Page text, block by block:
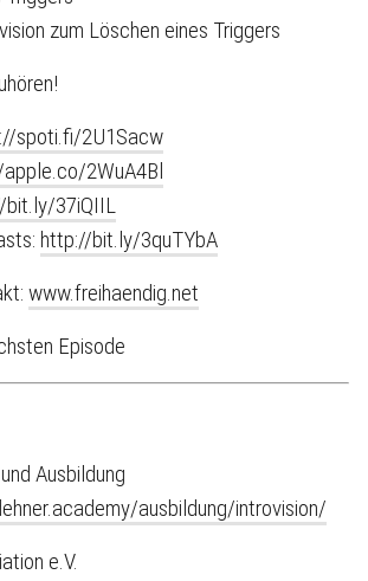
zum Löschen eines Triggers
spoti.fi/2U1Sacw
2WuA4Bl
bit.ly/37iQIIL
http://bit.ly/3quTYbA
www.freihaendig.net
Episode
Ausbildung
ausbildung/introvision/
e.V.